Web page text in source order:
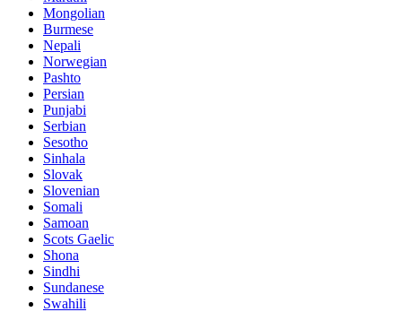
Mongolian
Burmese
Nepali
Norwegian
Pashto
Persian
Punjabi
Serbian
Sesotho
Sinhala
Slovak
Slovenian
Somali
Samoan
Scots Gaelic
Shona
Sindhi
Sundanese
Swahili